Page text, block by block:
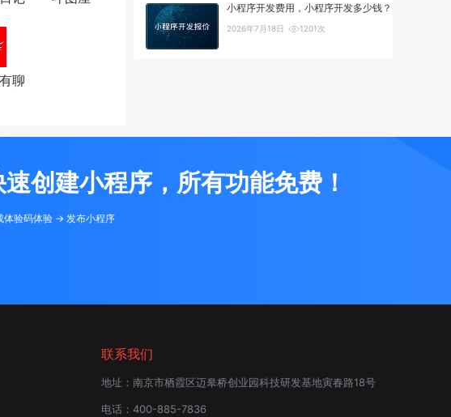
聊
小程序开发费用，小程序开发多少钱？
2026年7月18日 1201次
创建小程序，所有功能免费！
验码体验 -> 发布小程序
联系我们
地址： 南京市栖霞区迈皋桥创业园科技研发基地寅春路18号
电话： 400-885-7836